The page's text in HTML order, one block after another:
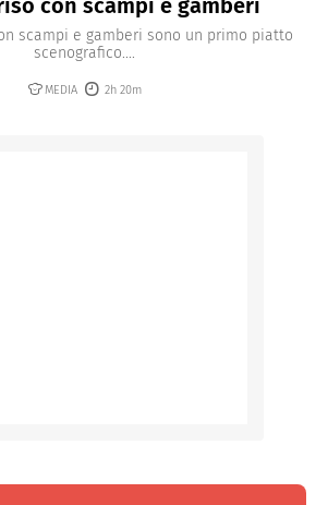
con scampi e gamberi
scampi e gamberi sono un primo piatto
scenografico....
MEDIA 2h 20m